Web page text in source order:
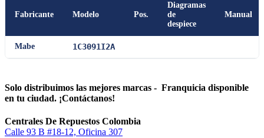
Fabricante Modelo Pos.
Diagramas
de
despiece
Manual
Mabe 1C3091I2A
Solo distribuimos las mejores marcas - Franquicia disponible
en tu ciudad. ¡Contáctanos!
Centrales De Repuestos Colombia
Calle 93 B #18-12, Oficina 307